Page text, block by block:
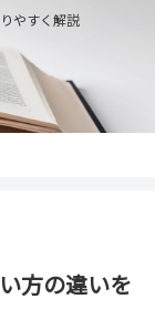
やすく解説
方の違いを